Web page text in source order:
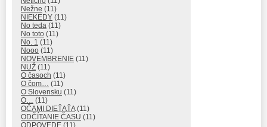
Nežne (11)
NIEKEDY (11)
No teda (11)
No toto (11)
No. 1 (11)
Nooo (11)
NOVEMBRENIE (11)
NUŽ (11)
O časoch (11)
O čom… (11)
O Slovensku (11)
O… (11)
OČAMI DIEŤAŤA(11)
ODČÍTANIE ČASU (11)